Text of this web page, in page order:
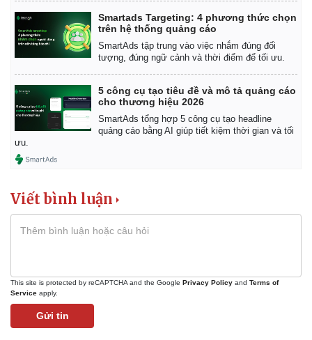
Smartads Targeting: 4 phương thức chọn
trên hệ thống quảng cáo
SmartAds tập trung vào việc nhắm đúng đối
tượng, đúng ngữ cảnh và thời điểm để tối ưu.
5 công cụ tạo tiêu đề và mô tả quảng cáo
cho thương hiệu 2026
SmartAds tổng hợp 5 công cụ tạo headline
quảng cáo bằng AI giúp tiết kiệm thời gian và tối
ưu.
Viết bình luận
This site is protected by reCAPTCHA and the Google Privacy Policy and Terms of
Service apply.
Gửi tin